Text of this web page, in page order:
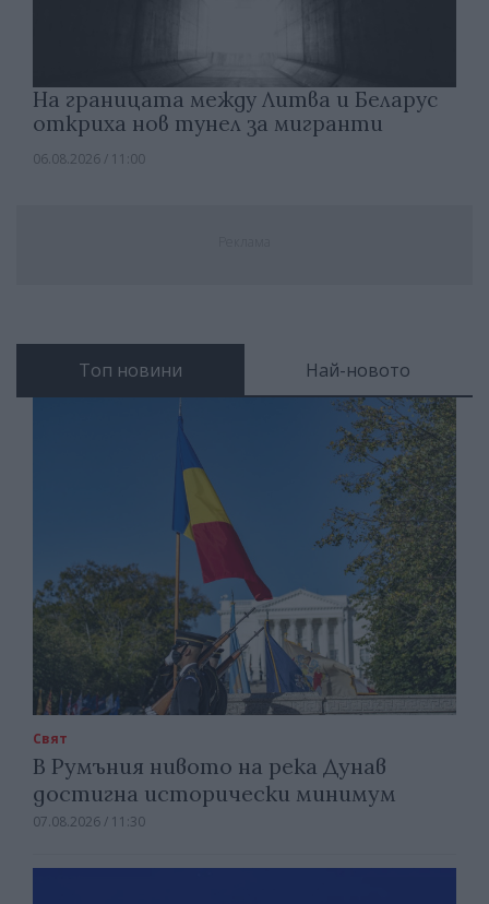
На границата между Литва и Беларус
откриха нов тунел за мигранти
06.08.2026 / 11:00
Топ новини Най-новото
Свят
В Румъния нивото на река Дунав
достигна исторически минимум
07.08.2026 / 11:30